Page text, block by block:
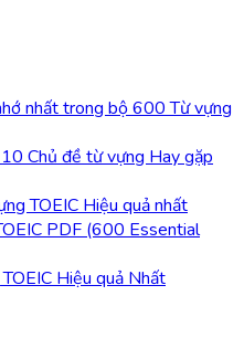
nhất trong bộ 600 Từ vựng
Chủ đề từ vựng Hay gặp
TOEIC Hiệu quả nhất
PDF (600 Essential
Hiệu quả Nhất